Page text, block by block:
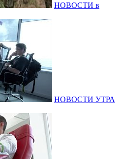
НОВОСТИ в
НОВОСТИ УТРА